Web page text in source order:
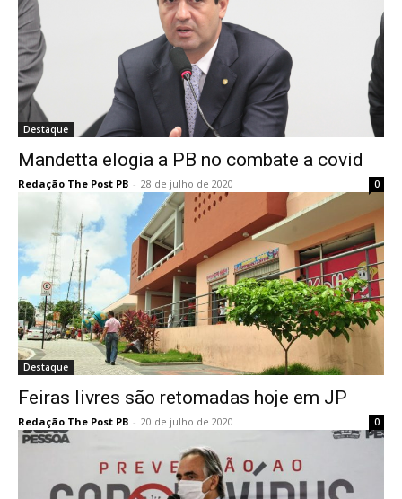
Destaque
Mandetta elogia a PB no combate a covid
Redação The Post PB - 28 de julho de 2020 0
Destaque
Feiras livres são retomadas hoje em JP
Redação The Post PB - 20 de julho de 2020 0